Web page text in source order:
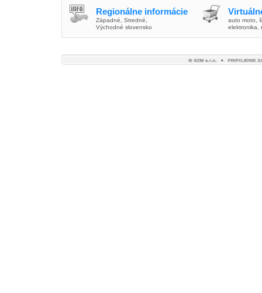
Regionálne informácie
Západné Stredné
Východné slovensko
auto moto
elektronika,